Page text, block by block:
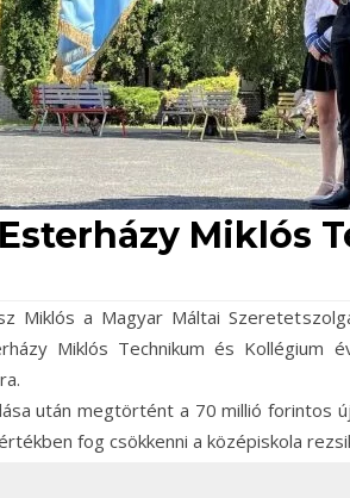
Miklós
Miklós a Magyar Máltai
Miklós Technikum és Kollégium
után megtörtént a 70 millió forintos
fog csökkenni a középiskola